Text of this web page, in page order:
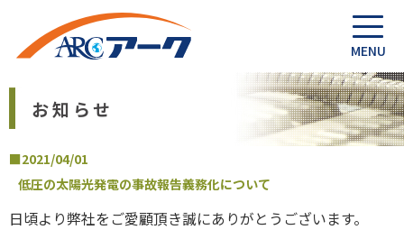
お知らせ
■2021/04/01
低圧の太陽光発電の事故報告義務化について
日頃より弊社をご愛顧頂き誠にありがとうございます。